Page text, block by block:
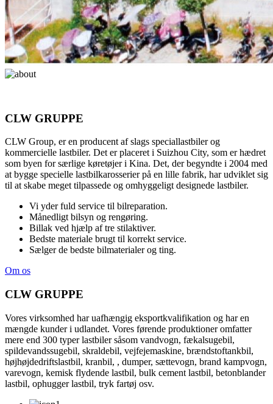
CLW GRUPPE
CLW Group, er en producent af slags speciallastbiler og
kommercielle lastbiler. Det er placeret i Suizhou City, som er hædret
som byen for særlige køretøjer i Kina. Det, der begyndte i 2004 med
at bygge specielle lastbilkarosserier på en lille fabrik, har udviklet sig
til at skabe meget tilpassede og omhyggeligt designede lastbiler.
Vi yder fuld service til bilreparation.
Månedligt bilsyn og rengøring.
Billak ved hjælp af tre stilaktiver.
Bedste materiale brugt til korrekt service.
Sælger de bedste bilmaterialer og ting.
Om os
CLW GRUPPE
Vores virksomhed har uafhængig eksportkvalifikation og har en
mængde kunder i udlandet. Vores førende produktioner omfatter
mere end 300 typer lastbiler såsom vandvogn, fækalsugebil,
spildevandssugebil, skraldebil, vejfejemaskine, brændstoftankbil,
højhøjdedriftslastbil, kranbil, , dumper, sættevogn, brand kampvogn,
varevogn, kemisk flydende lastbil, bulk cement lastbil, betonblander
lastbil, ophugger lastbil, tryk fartøj osv.